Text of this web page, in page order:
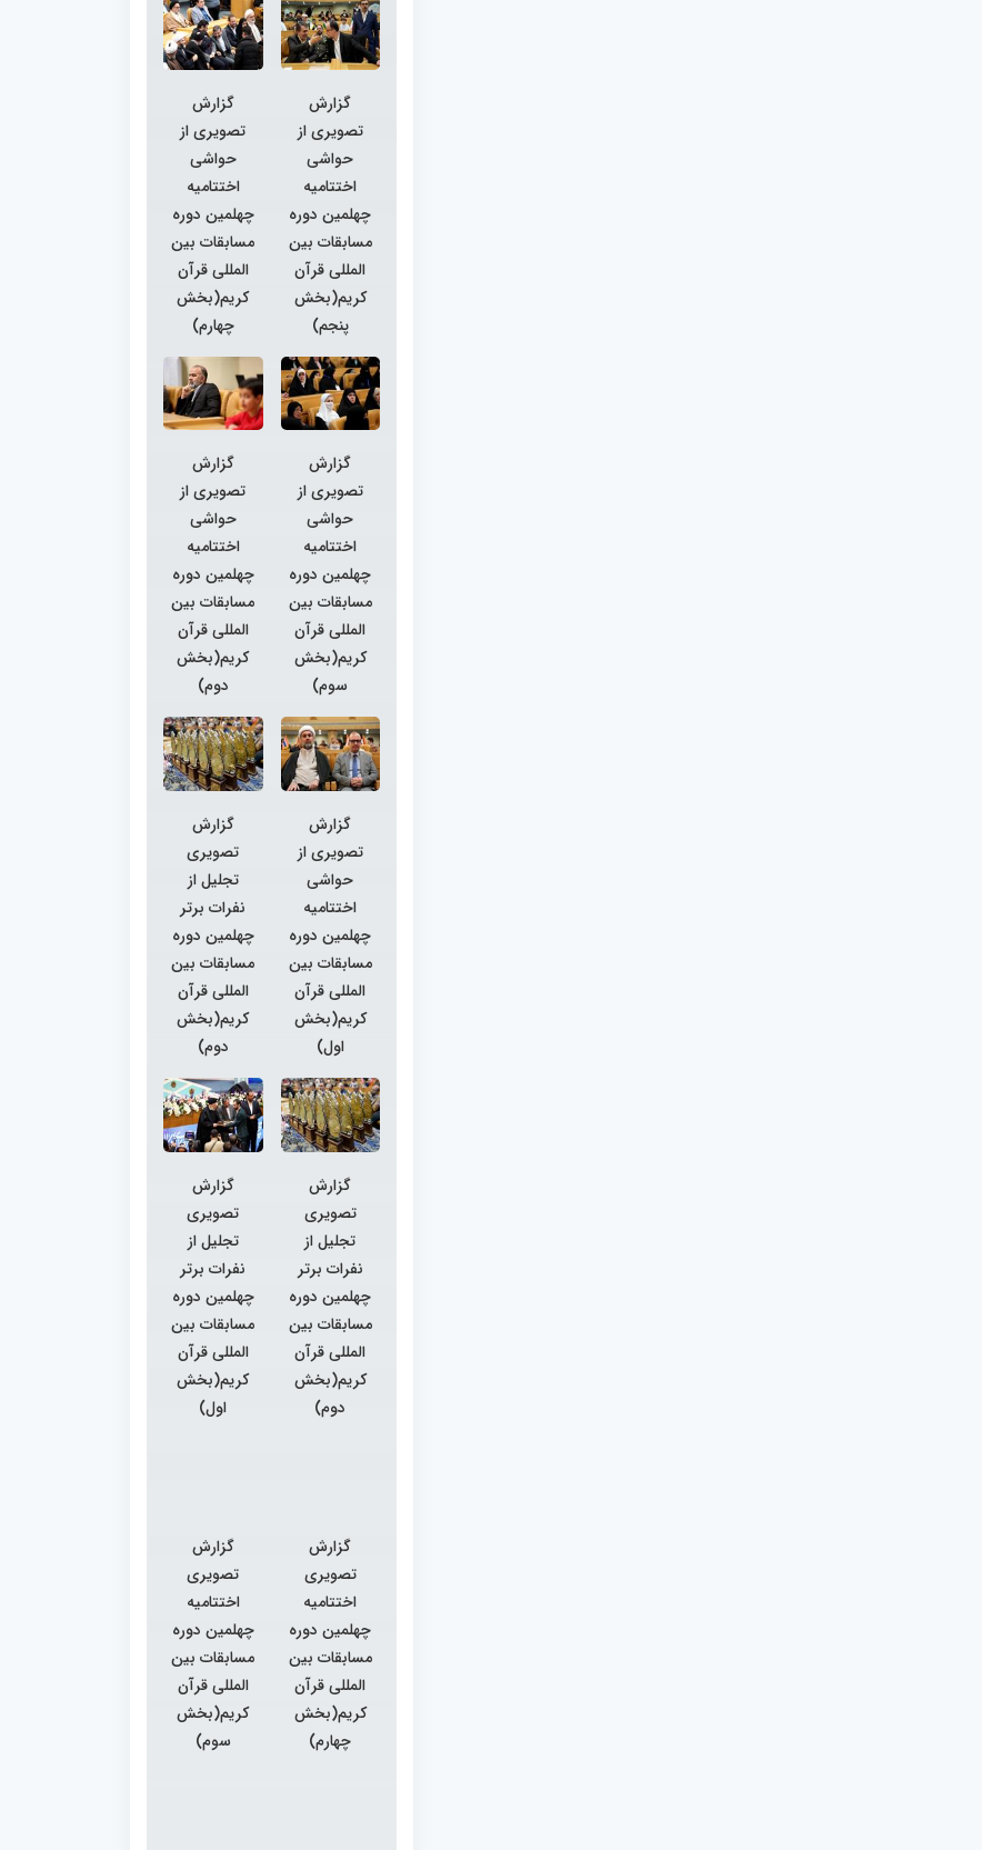
گزارش
تصویری از
حواشی
اختتامیه
چهلمین دوره
مسابقات بین
المللی قرآن
کریم(بخش
پنجم)
گزارش
تصویری از
حواشی
اختتامیه
چهلمین دوره
مسابقات بین
المللی قرآن
کریم(بخش
چهارم)
گزارش
تصویری از
حواشی
اختتامیه
چهلمین دوره
مسابقات بین
المللی قرآن
کریم(بخش
سوم)
گزارش
تصویری از
حواشی
اختتامیه
چهلمین دوره
مسابقات بین
المللی قرآن
کریم(بخش
دوم)
گزارش
تصویری از
حواشی
اختتامیه
چهلمین دوره
مسابقات بین
المللی قرآن
کریم(بخش
اول)
گزارش
تصویری
تجلیل از
نفرات برتر
چهلمین دوره
مسابقات بین
المللی قرآن
کریم(بخش
دوم)
گزارش
تصویری
تجلیل از
نفرات برتر
چهلمین دوره
مسابقات بین
المللی قرآن
کریم(بخش
دوم)
گزارش
تصویری
تجلیل از
نفرات برتر
چهلمین دوره
مسابقات بین
المللی قرآن
کریم(بخش
اول)
گزارش
تصویری
اختتامیه
چهلمین دوره
مسابقات بین
المللی قرآن
کریم(بخش
چهارم)
گزارش
تصویری
اختتامیه
چهلمین دوره
مسابقات بین
المللی قرآن
کریم(بخش
سوم)